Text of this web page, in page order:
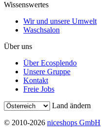
Wissenswertes
Wir und unsere Umwelt
Waschsalon
Über uns
Über Ecosplendo
Unsere Gruppe
Kontakt
Freie Jobs
Land ändern
© 2010-2026 niceshops GmbH